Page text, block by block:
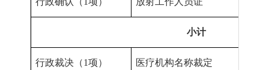
小计
行政裁决（1项） 医疗机构名称裁定